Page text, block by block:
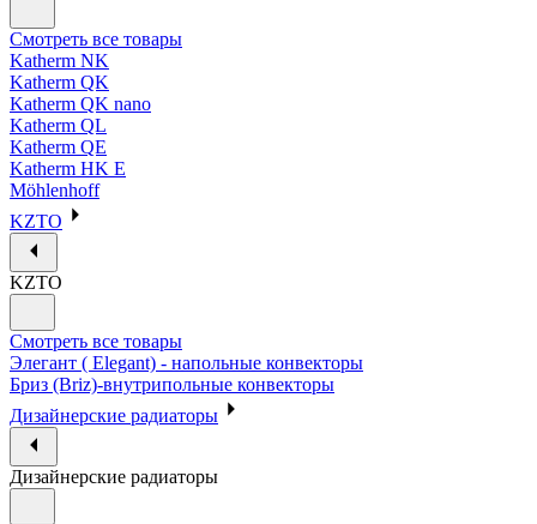
Смотреть все товары
Katherm NK
Katherm QK
Katherm QK nano
Katherm QL
Katherm QE
Katherm HK E
Möhlenhoff
KZTO
KZTO
Смотреть все товары
Элегант ( Elegant) - напольные конвекторы
Бриз (Briz)-внутрипольные конвекторы
Дизайнерские радиаторы
Дизайнерские радиаторы